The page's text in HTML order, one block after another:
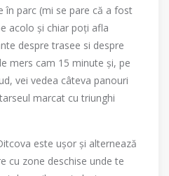
în parc (mi se pare că a fost
acolo și chiar poți afla
despre trasee si despre
mers cam 15 minute și, pe
vei vedea câteva panouri
marcat cu triunghi
este ușor și alternează
cu zone deschise unde te